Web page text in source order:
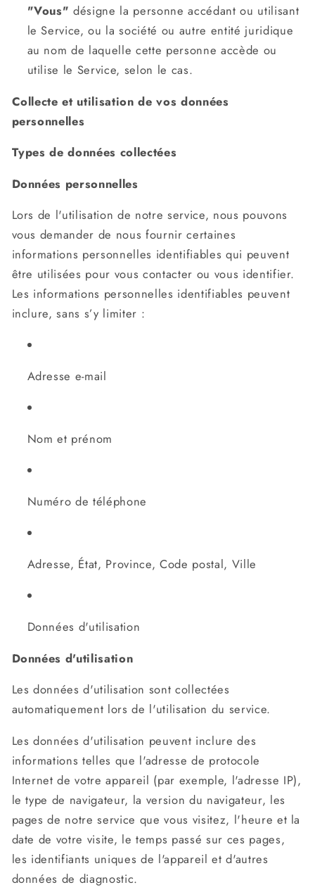
"Vous" désigne la personne accédant ou utilisant
le Service, ou la société ou autre entité juridique
au nom de laquelle cette personne accède ou
utilise le Service, selon le cas.
Collecte et utilisation de vos données
personnelles
Types de données collectées
Données personnelles
Lors de l'utilisation de notre service, nous pouvons
vous demander de nous fournir certaines
informations personnelles identifiables qui peuvent
être utilisées pour vous contacter ou vous identifier.
Les informations personnelles identifiables peuvent
inclure, sans s’y limiter :
Adresse e-mail
Nom et prénom
Numéro de téléphone
Adresse, État, Province, Code postal, Ville
Données d'utilisation
Données d'utilisation
Les données d'utilisation sont collectées
automatiquement lors de l'utilisation du service.
Les données d'utilisation peuvent inclure des
informations telles que l'adresse de protocole
Internet de votre appareil (par exemple, l'adresse IP),
le type de navigateur, la version du navigateur, les
pages de notre service que vous visitez, l'heure et la
date de votre visite, le temps passé sur ces pages,
les identifiants uniques de l'appareil et d'autres
données de diagnostic.